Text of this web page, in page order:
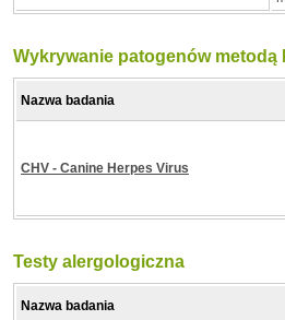
Wykrywanie patogenów metodą
Nazwa badania
CHV - Canine Herpes Virus
Testy alergologiczna
Nazwa badania